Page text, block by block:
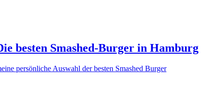
besten Smashed-Burger in Hamburg
persönliche Auswahl der besten Smashed Burger